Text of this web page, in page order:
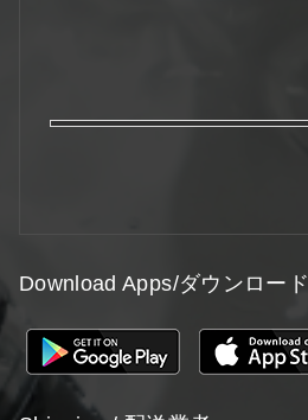
Download Apps/ダウンロード